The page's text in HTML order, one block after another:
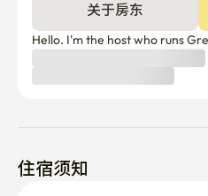
关于房东
Hello. I'm the host who runs
住宿须知
取消政策